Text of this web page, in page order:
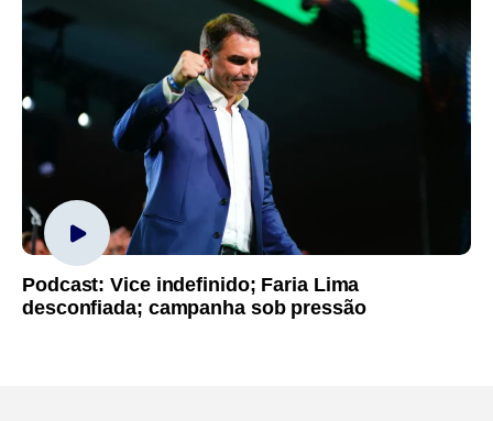
Podcast: Vice indefinido; Faria Lima
desconfiada; campanha sob pressão